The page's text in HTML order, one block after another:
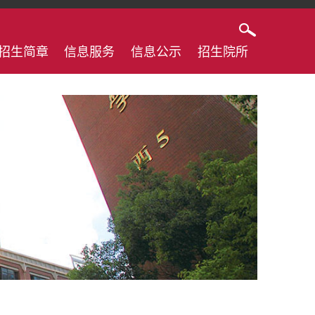
生简章 信息服务 信息公示 招生院所